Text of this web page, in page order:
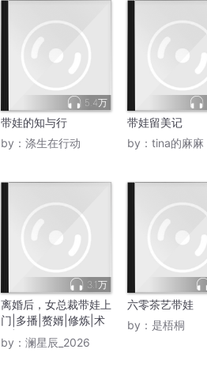
5.4万
带娃的知与行
by： 涤生在行动
带娃留美记
by： tina的麻麻
3.1万
离婚后，女总裁带娃上
门|多播|赘婿|修炼|术
法|遭嫌弃逐出家门，
女总裁带娃寻亲
by： 澜星辰_2026
六零茶艺带娃
by： 是梧桐